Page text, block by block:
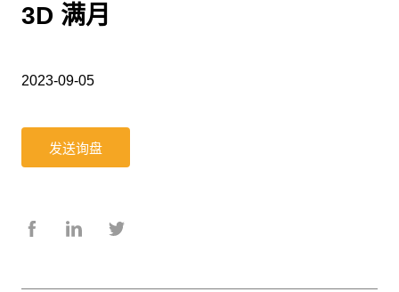
3D 满月
2023-09-05
发送询盘